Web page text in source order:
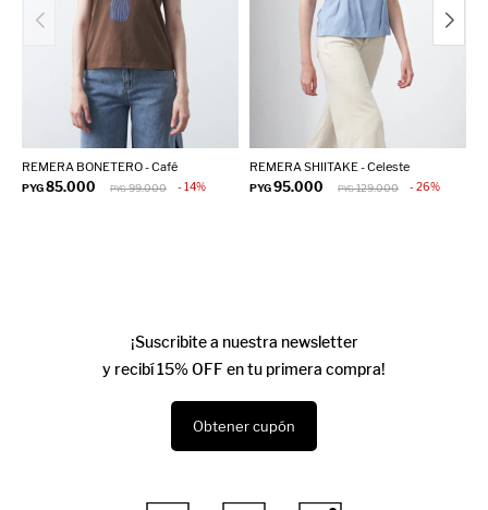
REMERA BONETERO - Café
PYG85.000 PYG 99.000 14
REMERA SHIITAKE - Celeste
PYG95.000 PYG 129.000 26
¡Suscribite a nuestra newsletter
y recibí 15% OFF en tu primera compra!
Obtener cupón